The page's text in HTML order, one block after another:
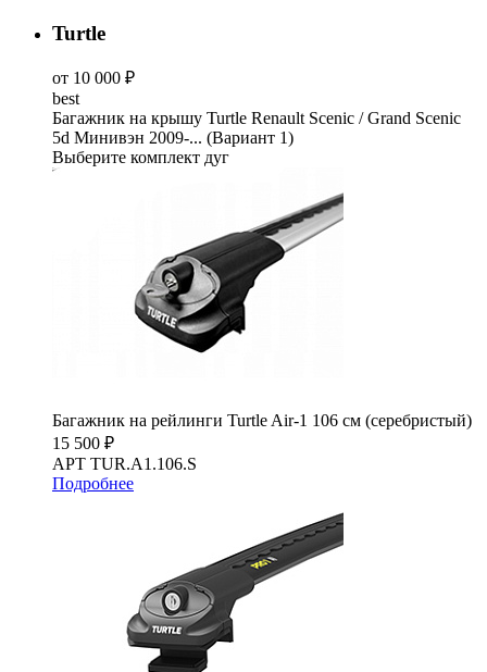
Turtle
от 10 000 ₽
best
Багажник на крышу Turtle Renault Scenic / Grand Scenic
5d Минивэн 2009-... (Вариант 1)
Выберите комплект дуг
Багажник на рейлинги Turtle Air-1 106 см (серебристый)
15 500 ₽
АРТ TUR.A1.106.S
Подробнее